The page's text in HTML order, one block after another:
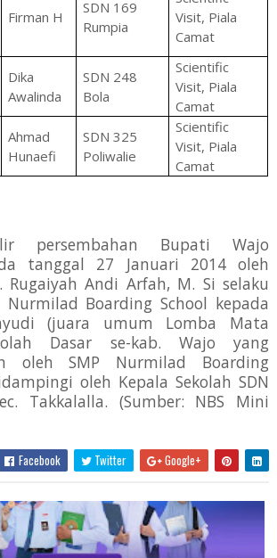
Firman H
SDN 169
Rumpia
Visit, Piala
Camat
Dika
Awalinda
SDN 248
Bola
Scientific
Visit, Piala
Camat
Ahmad
Hunaefi
SDN 325
Poliwalie
Scientific
Visit, Piala
Camat
persembahan Bupati Wajo
tanggal 27 Januari 2014 oleh
Rugaiyah Andi Arfah, M. Si selaku
Nurmilad Boarding School kepada
(juara umum Lomba Mata
Dasar se-kab. Wajo yang
oleh SMP Nurmilad Boarding
oleh Kepala Sekolah SDN
Takkalalla. (Sumber: NBS Mini
Facebook Twitter Google+